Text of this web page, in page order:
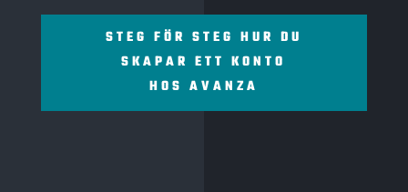
STEG FÖR STEG HUR DU
SKAPAR ETT KONTO
HOS AVANZA